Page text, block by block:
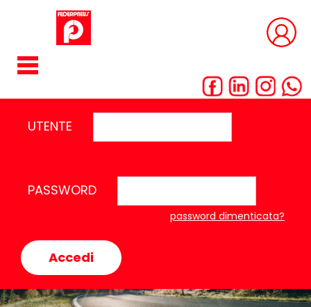
UTENTE
PASSWORD
password dimenticata?